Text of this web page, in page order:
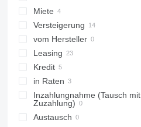
315
316
317
318
319
320
321
322
323
535
536
540
541
550
560
8014
8015
8016
Miete
Versteigerung
vom Hersteller
Leasing
Kredit
in Raten
Inzahlungnahme (Tausch mit
Zuzahlung)
Austausch